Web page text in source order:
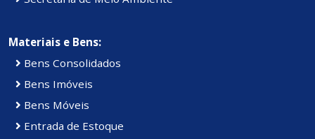
Materiais e Bens:
Bens Consolidados
Bens Imóveis
Bens Móveis
Entrada de Estoque